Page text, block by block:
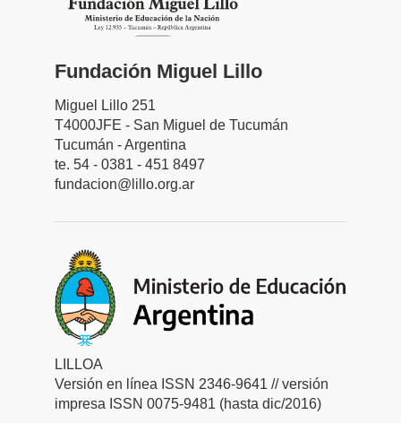
Fundación Miguel Lillo
Miguel Lillo 251
T4000JFE - San Miguel de Tucumán
Tucumán - Argentina
te. 54 - 0381 - 451 8497
fundacion@lillo.org.ar
LILLOA
Versión en línea ISSN 2346-9641 // versión
impresa ISSN 0075-9481 (hasta dic/2016)